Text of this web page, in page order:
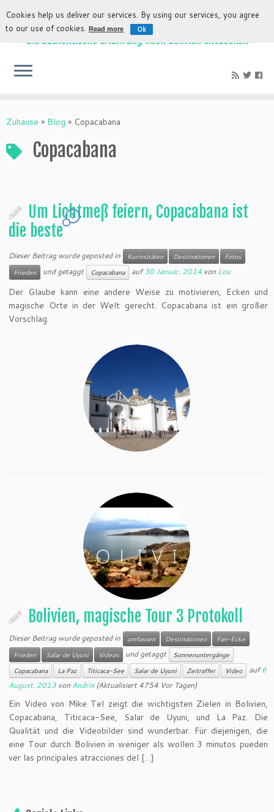
Die authentische Erfahrung nach Bolivien entdecken
Zuhause » Blog » Copacabana
Copacabana
Um Lichtmeß feiern, Copacabana ist
die beste
1
Dieser Beitrag wurde geposted in Kuriositäten Destinationen
Fotos
Frieden
und getaggt Copacabana auf30 Januar, 2014 von Lou
Der Glaube kann eine andere Weise zu motivieren, Ecken und
magische Orte in der Welt gerecht. Copacabana ist ein großer
Vorschlag.
Bolivien, magische Tour 3 Protokoll
Dieser Beitrag wurde geposted in umfassen Destinationen
Fan-Ecke
Frieden
Salar de Uyuni Videos und getaggt
Sonnenuntergänge
Copacabana
La Paz Titicaca-See Salar de Uyuni Zeitraffer Video auf6
August, 2013 von Andrix(Aktualisiert 4754 Vor Tagen)
Ein Video von Mike Tel zeigt die wichtigsten Zielen in Bolivien,
Copacabana, Titicaca-See, Salar de Uyuni, und La Paz. Die
Qualität und die Videobilder sind wunderbar. Für diejenigen, die
eine Tour durch Bolivien in weniger als wollen 3 minutos pueden
ver las principales atracciones del […]
Cookies help us deliver our services. By using our services, you agree
to our use of cookies.Read more Ok